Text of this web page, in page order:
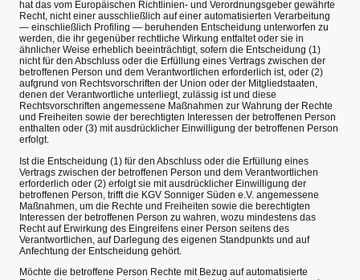
hat das vom Europäischen Richtlinien- und Verordnungsgeber gewährte
Recht, nicht einer ausschließlich auf einer automatisierten Verarbeitung
— einschließlich Profiling — beruhenden Entscheidung unterworfen zu
werden, die ihr gegenüber rechtliche Wirkung entfaltet oder sie in
ähnlicher Weise erheblich beeinträchtigt, sofern die Entscheidung (1)
nicht für den Abschluss oder die Erfüllung eines Vertrags zwischen der
betroffenen Person und dem Verantwortlichen erforderlich ist, oder (2)
aufgrund von Rechtsvorschriften der Union oder der Mitgliedstaaten,
denen der Verantwortliche unterliegt, zulässig ist und diese
Rechtsvorschriften angemessene Maßnahmen zur Wahrung der Rechte
und Freiheiten sowie der berechtigten Interessen der betroffenen Person
enthalten oder (3) mit ausdrücklicher Einwilligung der betroffenen Person
erfolgt.
Ist die Entscheidung (1) für den Abschluss oder die Erfüllung eines
Vertrags zwischen der betroffenen Person und dem Verantwortlichen
erforderlich oder (2) erfolgt sie mit ausdrücklicher Einwilligung der
betroffenen Person, trifft die KGV Sonniger Süden e.V. angemessene
Maßnahmen, um die Rechte und Freiheiten sowie die berechtigten
Interessen der betroffenen Person zu wahren, wozu mindestens das
Recht auf Erwirkung des Eingreifens einer Person seitens des
Verantwortlichen, auf Darlegung des eigenen Standpunkts und auf
Anfechtung der Entscheidung gehört.
Möchte die betroffene Person Rechte mit Bezug auf automatisierte